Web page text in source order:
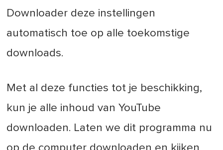
Downloader deze instellingen
automatisch toe op alle toekomstige
downloads.
Met al deze functies tot je beschikking,
kun je alle inhoud van YouTube
downloaden. Laten we dit programma nu